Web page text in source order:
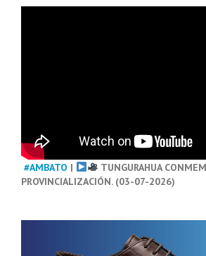
#AMBATO |
TUNGURAHUA
PROVINCIALIZACIÓN. (03-07-2026)